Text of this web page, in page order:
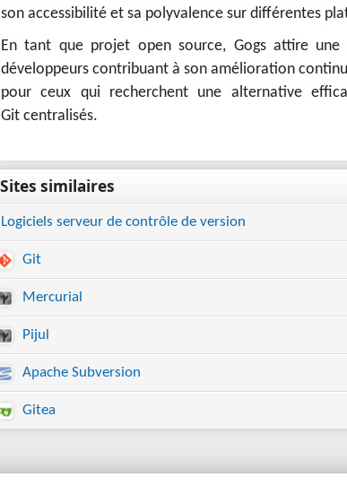
son accessibilité et sa polyvalence sur différentes
En tant que projet open source, Gogs attire
développeurs contribuant à son amélioration
pour ceux qui recherchent une alternative
Git centralisés.
Logiciels serveur de contrôle de version
Git
Mercurial
Pijul
Apache Subversion
Gitea